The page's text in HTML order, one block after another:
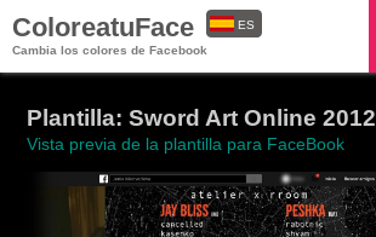
ColoreatuFace
Cambia los colores de Facebook
ES
Plantilla: Sword Art Online 2012
Vista previa de la plantilla para FaceBook